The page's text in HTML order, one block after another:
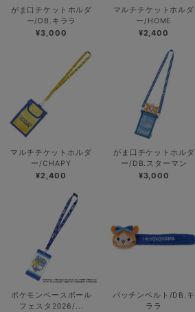
がま口チケットホルダ
ー/DB.キララ
¥3,000
マルチチケットホルダ
ー/HOME
¥2,400
マルチチケットホルダ
ー/CHAPY
¥2,400
がま口チケットホルダ
ー/DB.スターマン
¥3,000
ポケモンベースボール
フェスタ2026/...
パッチンベルト/DB.キ
ララ